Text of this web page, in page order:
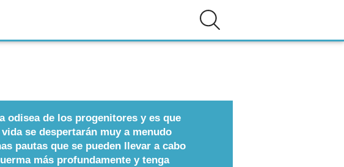
odisea de los progenitores y es que
se despertarán muy a menudo
pautas que se pueden llevar a cabo
más profundamente y tenga